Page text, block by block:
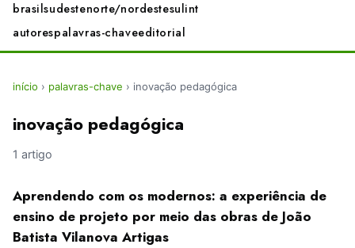
brasilsudestenorte/nordestesulint
autorespalavras-chaveeditorial
início › palavras-chave › inovação pedagógica
inovação pedagógica
1 artigo
Aprendendo com os modernos: a experiência de
ensino de projeto por meio das obras de João
Batista Vilanova Artigas